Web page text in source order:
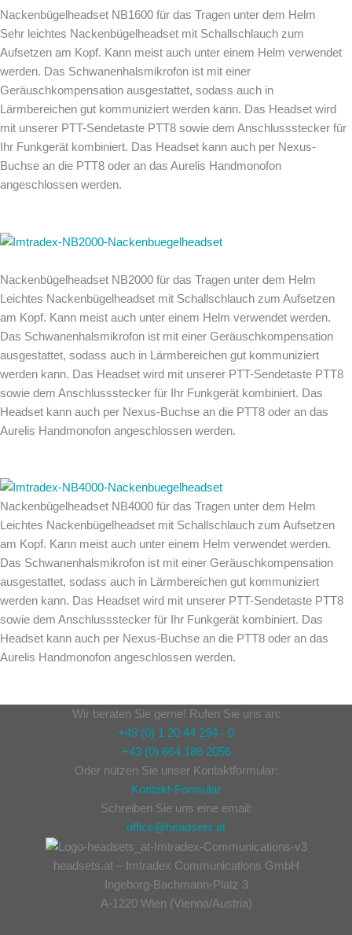
Nackenbügelheadset NB1600 für das Tragen unter dem Helm
Sehr leichtes Nackenbügelheadset mit Schallschlauch zum
Aufsetzen am Kopf. Kann meist auch unter einem Helm verwendet
werden. Das Schwanenhalsmikrofon ist mit einer
Geräuschkompensation ausgestattet, sodass auch in
Lärmbereichen gut kommuniziert werden kann. Das Headset wird
mit unserer PTT-Sendetaste PTT8 sowie dem Anschlussstecker für
Ihr Funkgerät kombiniert. Das Headset kann auch per Nexus-
Buchse an die PTT8 oder an das Aurelis Handmonofon
angeschlossen werden.
Nackenbügelheadset NB2000 für das Tragen unter dem Helm
Leichtes Nackenbügelheadset mit Schallschlauch zum Aufsetzen
am Kopf. Kann meist auch unter einem Helm verwendet werden.
Das Schwanenhalsmikrofon ist mit einer Geräuschkompensation
ausgestattet, sodass auch in Lärmbereichen gut kommuniziert
werden kann. Das Headset wird mit unserer PTT-Sendetaste PTT8
sowie dem Anschlussstecker für Ihr Funkgerät kombiniert. Das
Headset kann auch per Nexus-Buchse an die PTT8 oder an das
Aurelis Handmonofon angeschlossen werden.
Nackenbügelheadset NB4000 für das Tragen unter dem Helm
Leichtes Nackenbügelheadset mit Schallschlauch zum Aufsetzen
am Kopf. Kann meist auch unter einem Helm verwendet werden.
Das Schwanenhalsmikrofon ist mit einer Geräuschkompensation
ausgestattet, sodass auch in Lärmbereichen gut kommuniziert
werden kann. Das Headset wird mit unserer PTT-Sendetaste PTT8
sowie dem Anschlussstecker für Ihr Funkgerät kombiniert. Das
Headset kann auch per Nexus-Buchse an die PTT8 oder an das
Aurelis Handmonofon angeschlossen werden.
Wir beraten Sie gerne! Rufen Sie uns an:
+43 (0) 1 20 44 294 - 0
+43 (0) 664 186 2056
Oder nützen Sie unser Kontaktformular:
Kontakt-Formular
Schreiben Sie uns eine email:
office@headsets.at
headsets.at – Imtradex Communications GmbH
Ingeborg-Bachmann-Platz 3
A-1220 Wien (Vienna/Austria)